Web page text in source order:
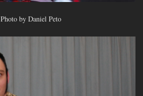
Photo by Daniel Peto